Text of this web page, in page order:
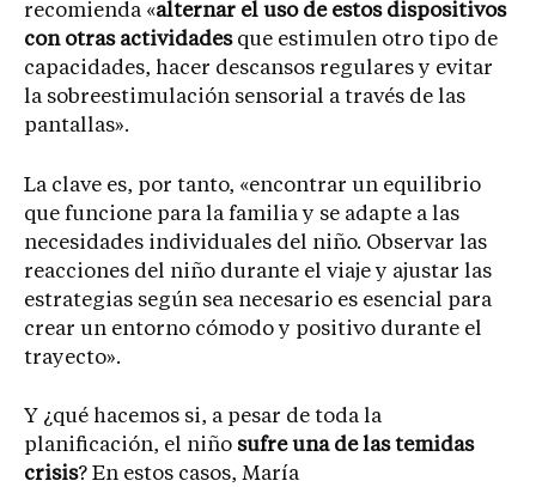
recomienda «alternar el uso de estos dispositivos
con otras actividadesque estimulen otro tipo de
capacidades, hacer descansos regulares y evitar
la sobreestimulación sensorial a través de las
pantallas».
La clave es, por tanto, «encontrar un equilibrio
que funcione para la familia y se adapte a las
necesidades individuales del niño. Observar las
reacciones del niño durante el viaje y ajustar las
estrategias según sea necesario es esencial para
crear un entorno cómodo y positivo durante el
trayecto».
Y ¿qué hacemos si, a pesar de toda la
planificación, el niño sufre una de las temidas
crisis? En estos casos, María